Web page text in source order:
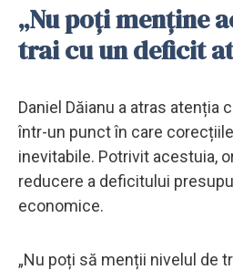
„Nu poți menține
trai cu un deficit
Daniel Dăianu a atras atenția
într-un punct în care
inevitabile. Potrivit acestuia,
reducere a deficitului
economice.
„Nu poți să menții nivelul de